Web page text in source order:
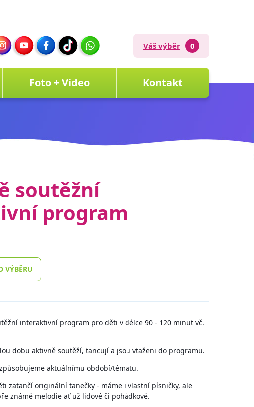
Váš výběr 0
Foto + Video Kontakt
soutěžní
program
VÝBĚRU
interaktivní program pro děti v délce 90 - 120 minut vč.
dobu aktivně soutěží, tancují a jsou vtaženi do programu.
aktuálnímu období/tématu.
zatančí originální tanečky - máme i vlastní písničky, ale
známé melodie ať už lidové či pohádkové.